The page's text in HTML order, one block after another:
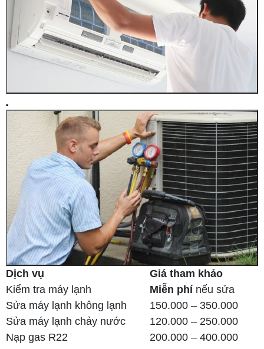
Dịch vụ
Giá tham khảo
Kiểm tra máy lạnh
Miễn phí nếu sửa
Sửa máy lạnh không lạnh
150.000 – 350.000
Sửa máy lạnh chảy nước
120.000 – 250.000
Nạp gas R22
200.000 – 400.000